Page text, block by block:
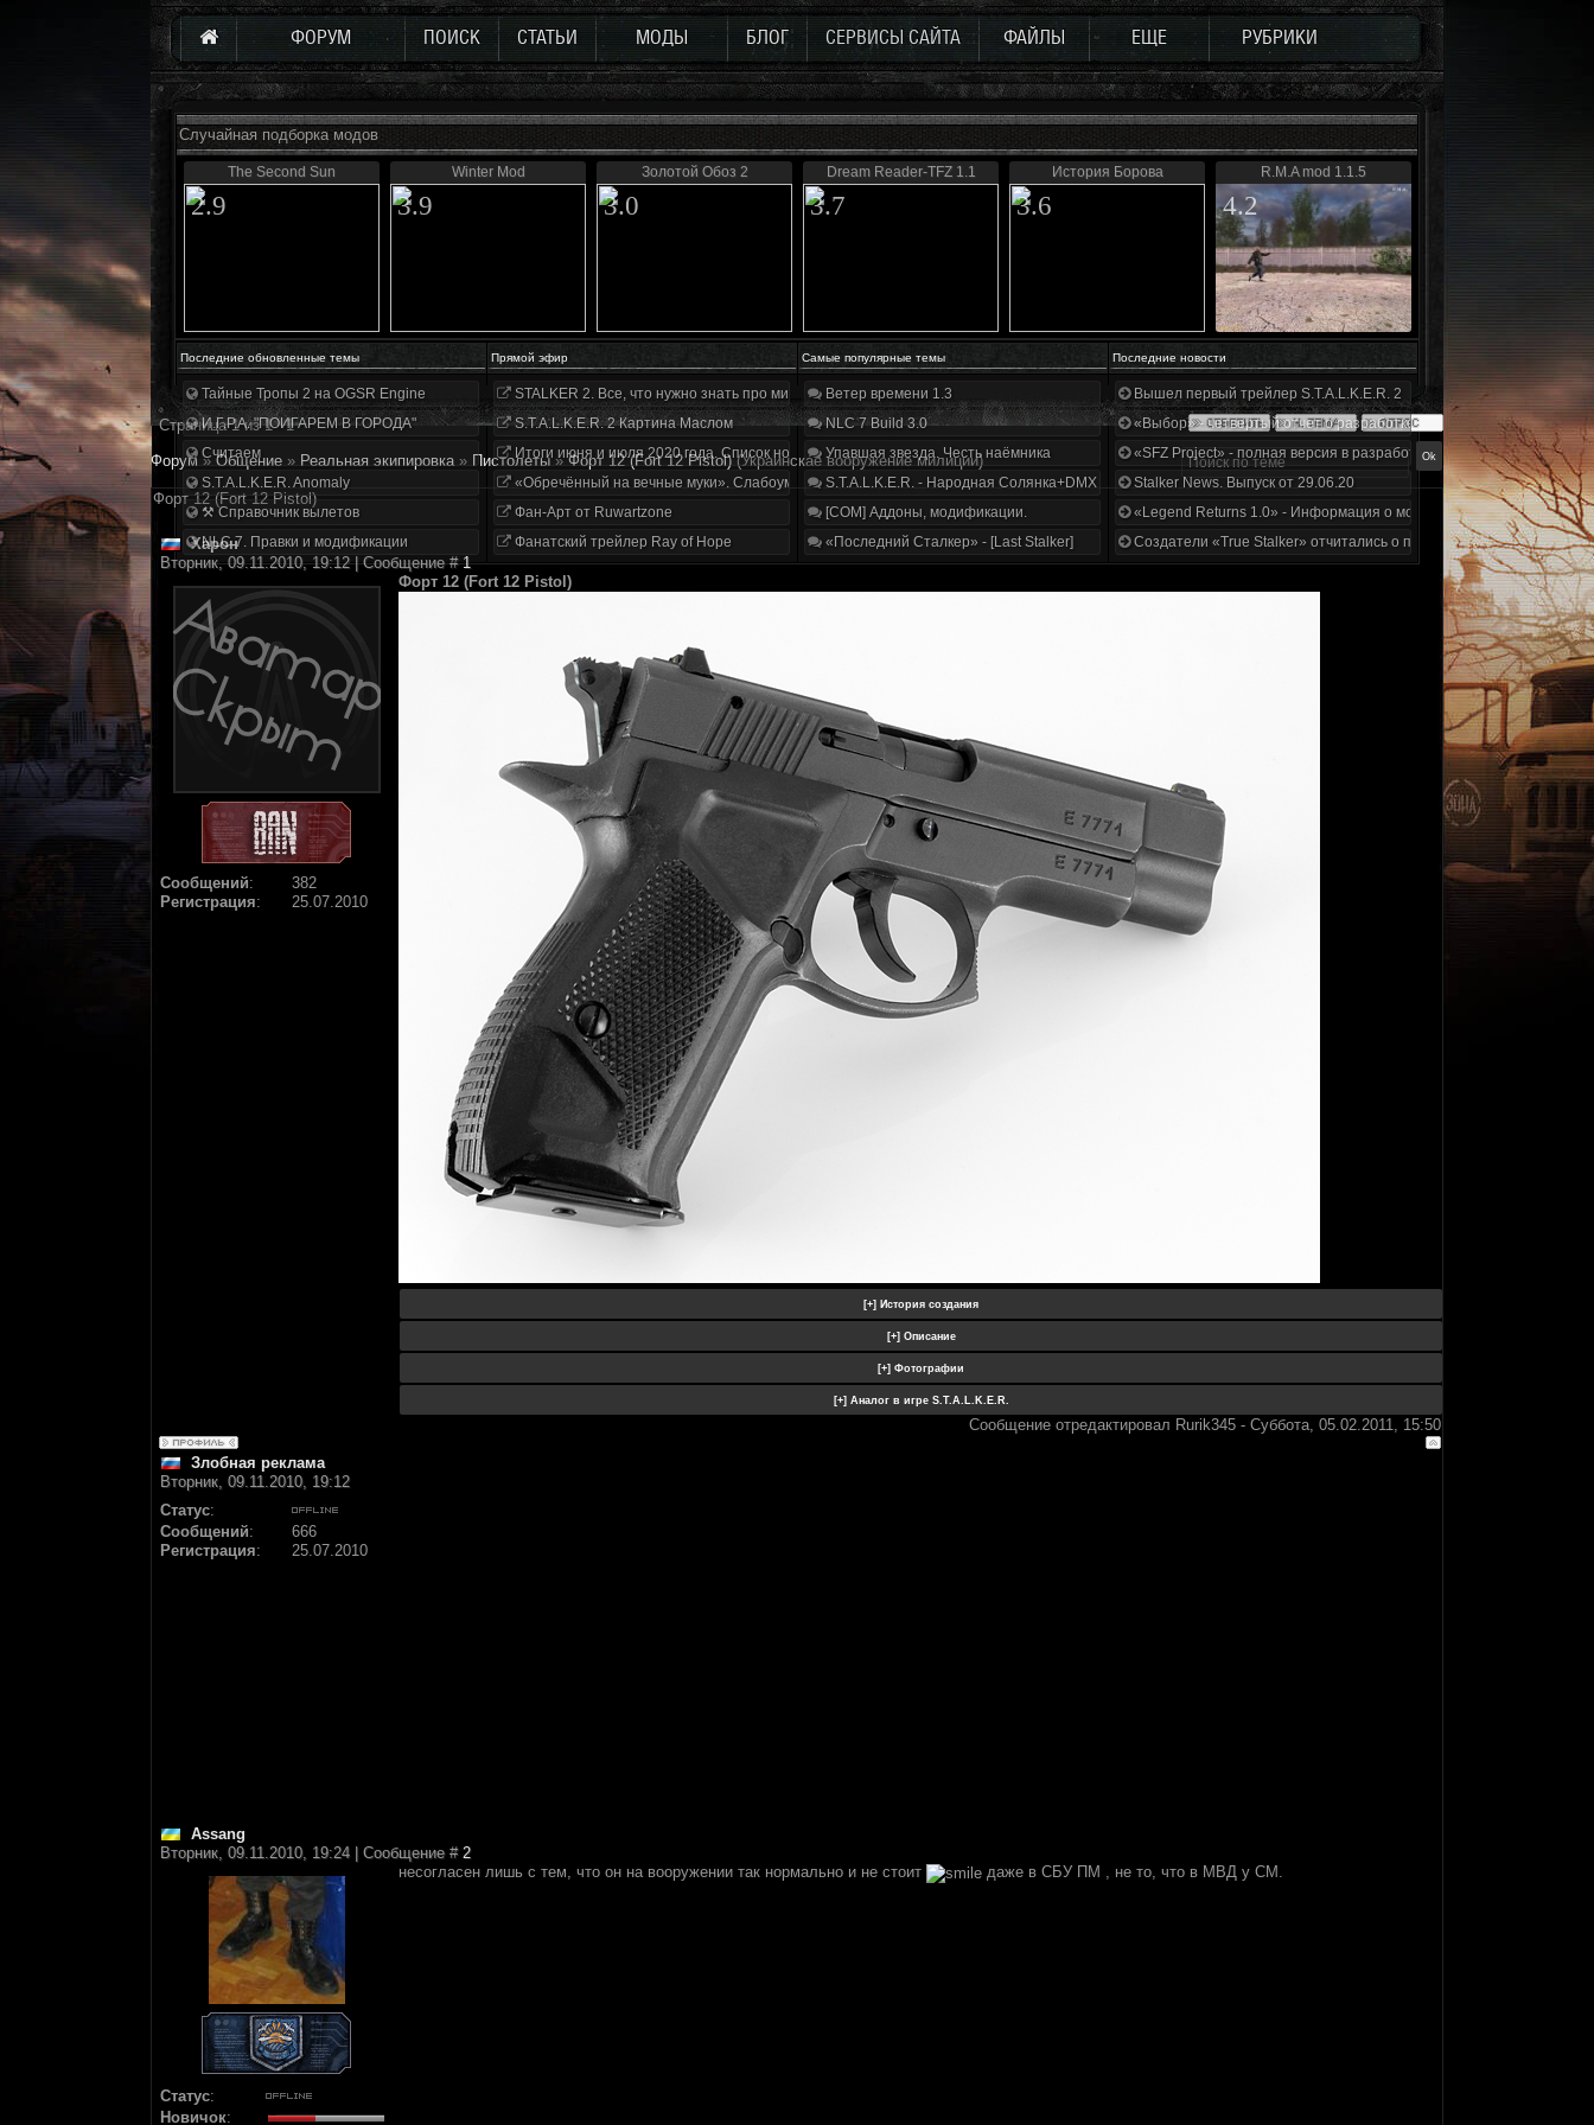
ФОРУМ ПОИСК СТАТЬИ МОДЫ БЛОГ СЕРВИСЫ САЙТА ФАЙЛЫ ЕЩЕ РУБРИКИ
Случайная подборка модов
The Second Sun
2.9
Winter Mod
3.9
Золотой Обоз 2
3.0
Dream Reader-TFZ 1.1
3.7
История Борова
3.6
R.M.A mod 1.1.5
4.2
Последние обновленные темы Прямой эфир Самые популярные темы Последние новости
Тайные Тропы 2 на OGSR Engine
И.Г.Р.А. "ПОИГАРЕМ В ГОРОДА"
Считаем
S.T.A.L.K.E.R. Anomaly
⚒ Справочник вылетов
NLC 7. Правки и модификации
STALKER 2. Все, что нужно знать про мир, геймплей и сюжет | Разбор трейлера
S.T.A.L.K.E.R. 2 Картина Маслом
Итоги июня и июля 2020 года. Список нововведений
«Обречённый на вечные муки». Слабоумие и отвага
Фан-Арт от Ruwartzone
Фанатский трейлер Ray of Hope
Ветер времени 1.3
NLC 7 Build 3.0
Упавшая звезда. Честь наёмника
S.T.A.L.K.E.R. - Народная Солянка+DMX 1.3.5.ООП.МА.К.
[COM] Аддоны, модификации.
«Последний Сталкер» - [Last Stalker]
Вышел первый трейлер S.T.A.L.K.E.R. 2
«Выбор» - четвертый отчет о разработке!
«SFZ Project» - полная версия в разработке!
Stalker News. Выпуск от 29.06.20
«Legend Returns 1.0» - Информация о моде за июнь 2020
Создатели «True Stalker» отчитались о проделанной работе
Страница1из1
1
Форум » Общение » Реальная экипировка » Пистолеты » Форт 12 (Fort 12 Pistol) (Украинскае вооружение милиции)
Форт 12 (Fort 12 Pistol)
Харон
Вторник, 09.11.2010, 19:12 | Сообщение #1
Сообщений:
382
Регистрация: 25.07.2010
Форт 12 (Fort 12 Pistol)
Сообщение отредактировал Rurik345 - Суббота, 05.02.2011, 15:50
Злобная реклама
Вторник, 09.11.2010, 19:12
Статус:
Сообщений:
666
Регистрация: 25.07.2010
Assang
Вторник, 09.11.2010, 19:24 | Сообщение # 2
Статус:
Новичок:
несогласен лишь с тем, что он на вооружении так нормально и не стоит даже в СБУ ПМ , не то, что в МВД у СМ.